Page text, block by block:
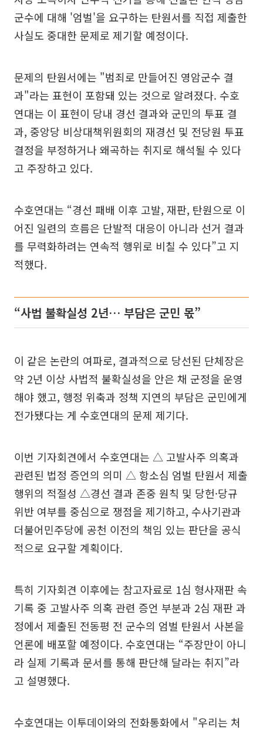
군수에 대해 '엄벌'을 요구하는 탄원서를 직접 제출한
사실도 중대한 문제로 제기할 예정이다.
문제의 탄원서에는 "범죄로 만들어진 영암군수 결
과"라는 표현이 포함돼 있는 것으로 알려졌다. 수호
연대는 이 표현이 당내 경선 결과와 군민의 투표 결
과, 중앙당 비상대책위원회의 재경선 및 전당원 투표
결정을 부정하거나 왜곡하는 취지로 해석될 수 있다
고 주장하고 있다.
수호연대는 “경선 패배 이후 고발, 재판, 탄원으로 이
어진 일련의 흐름은 단발적 대응이 아니라 선거 결과
를 무력화하려는 연속적 행위로 비칠 수 있다”고 지
적했다.
“사법 불확실성 2년… 부담은 군민 몫”
이 같은 논란의 여파로, 결과적으로 당선된 단체장은
약 2년 이상 사법적 불확실성을 안은 채 군정을 운영
해야 했고, 행정 위축과 정책 지연의 부담은 군민에게
전가됐다는 게 수호연대의 문제 제기다.
이번 기자회견에서 수호연대는 △ 고발사주 의혹과
관련된 법정 증언의 의미 △ 항소심 엄벌 탄원서 제출
행위의 적절성 △경선 결과 존중 원칙 및 당헌·당규
위반 여부를 중심으로 쟁점을 제기하고, 수사기관과
더불어민주당에 공천 이전의 책임 있는 판단을 공식
적으로 요구할 계획이다.
특히 기자회견 이후에는 참고자료로 1심 형사재판 속
기록 중 고발사주 의혹 관련 증언 부분과 2심 재판 과
정에서 제출된 전동평 전 군수의 엄벌 탄원서 사본을
언론에 배포할 예정이다. 수호연대는 “주장만이 아니
라 실제 기록과 문서를 통해 판단해 달라는 취지”라
고 설명했다.
수호연대는 이투데이와의 전화통화에서 "우리는 처